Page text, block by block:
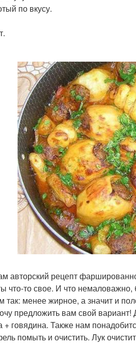
по вкусу.
авторский рецепт
что-то свое. И что
так: менее жирное, а значит и
предложить вам свой
говядина. Также нам
помыть и очистить. Лук